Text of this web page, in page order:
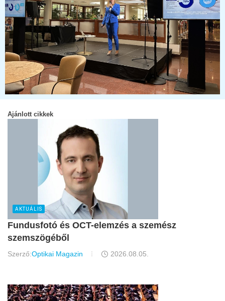
Ajánlott cikkek
AKTUÁLIS
Fundusfotó és OCT-elemzés a szemész
szemszögéből
Szerző:Optikai Magazin 2026.08.05.